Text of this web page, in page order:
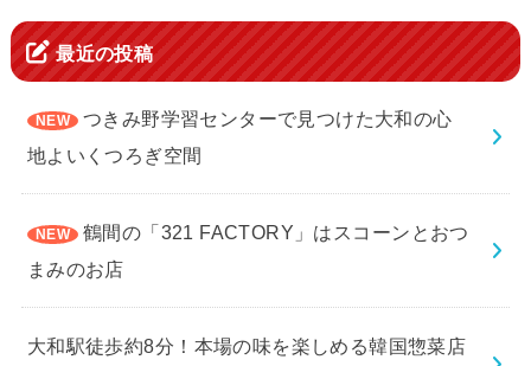
最近の投稿
つきみ野学習センターで見つけた大和の心
地よいくつろぎ空間
鶴間の「321 FACTORY」はスコーンとおつ
まみのお店
大和駅徒歩約8分！本場の味を楽しめる韓国惣菜店